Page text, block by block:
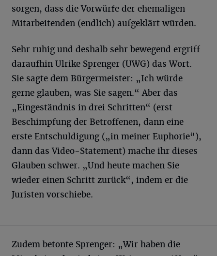
sorgen, dass die Vorwürfe der ehemaligen
Mitarbeitenden (endlich) aufgeklärt würden.
Sehr ruhig und deshalb sehr bewegend ergriff
daraufhin Ulrike Sprenger (UWG) das Wort.
Sie sagte dem Bürgermeister: „Ich würde
gerne glauben, was Sie sagen.“ Aber das
„Eingeständnis in drei Schritten“ (erst
Beschimpfung der Betroffenen, dann eine
erste Entschuldigung („in meiner Euphorie“),
dann das Video-Statement) mache ihr dieses
Glauben schwer. „Und heute machen Sie
wieder einen Schritt zurück“, indem er die
Juristen vorschiebe.
Zudem betonte Sprenger: „Wir haben die